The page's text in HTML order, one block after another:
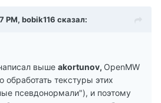
PM, bobik116 сказал:
выше akortunov, OpenMW
текстуры этих
псевдонормали"), и поэтому